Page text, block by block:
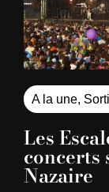
A la une,
Les
concerts
Nazaire